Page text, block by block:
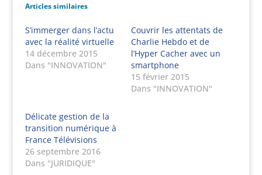
Articles similaires
S’immerger dans l’actu
avec la réalité virtuelle
14 décembre 2015
Dans "INNOVATION"
Couvrir les attentats de
Charlie Hebdo et de
l’Hyper Cacher avec un
smartphone
15 février 2015
Dans "INNOVATION"
Délicate gestion de la
transition numérique à
France Télévisions
26 septembre 2016
Dans "JURIDIQUE"